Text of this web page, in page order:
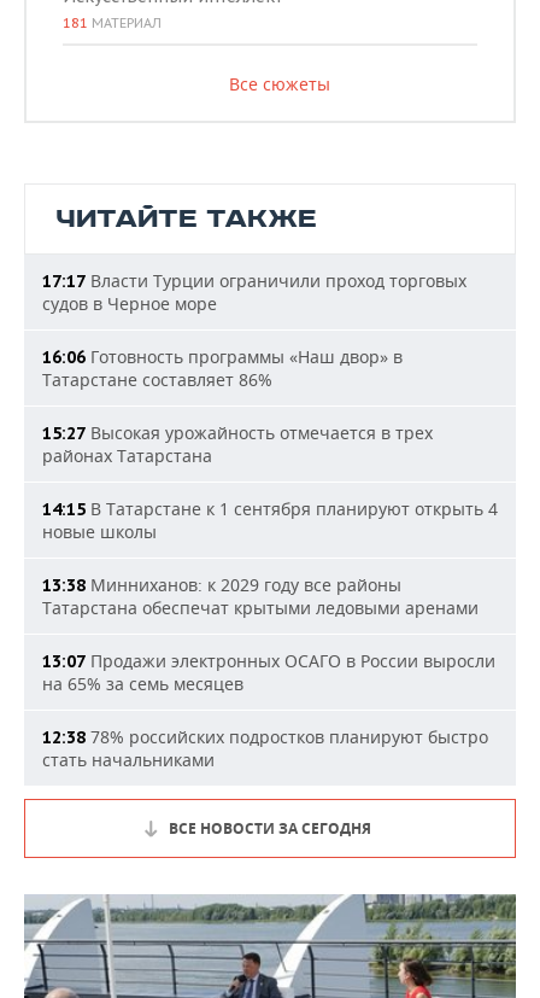
181 МАТЕРИАЛ
Все сюжеты
ЧИТАЙТЕ ТАКЖЕ
17:17 Власти Турции ограничили проход торговых
судов в Черное море
16:06 Готовность программы «Наш двор» в
Татарстане составляет 86%
15:27 Высокая урожайность отмечается в трех
районах Татарстана
14:15 В Татарстане к 1 сентября планируют открыть 4
новые школы
13:38 Минниханов: к 2029 году все районы
Татарстана обеспечат крытыми ледовыми аренами
13:07 Продажи электронных ОСАГО в России выросли
на 65% за семь месяцев
12:38 78% российских подростков планируют быстро
стать начальниками
ВСЕ НОВОСТИ ЗА СЕГОДНЯ